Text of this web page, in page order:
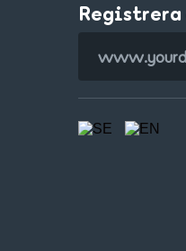
Registrera